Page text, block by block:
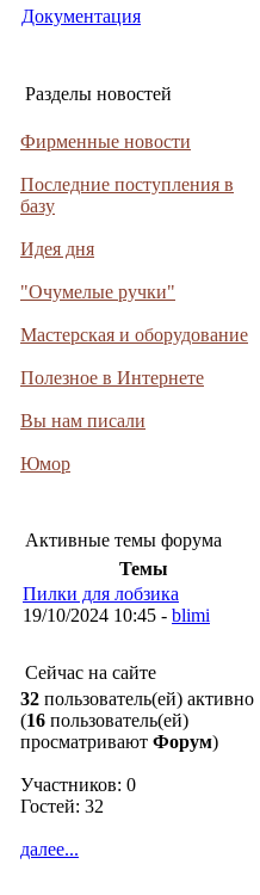
Документация
Разделы новостей
Фирменные новости
Последние поступления в
базу
Идея дня
"Очумелые ручки"
Мастерская и оборудование
Полезное в Интернете
Вы нам писали
Юмор
Активные темы форума
Темы
Пилки для лобзика
19/10/2024 10:45 - blimi
Сейчас на сайте
32 пользователь(ей) активно
(16 пользователь(ей)
просматривают Форум)
Участников: 0
Гостей: 32
далее...